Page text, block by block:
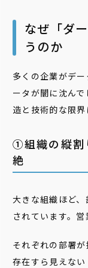
なぜ「ダ
うのか
多くの企業がデ
ータが闇に沈ん
造と技術的な限界
①組織の縦割
絶
大きな組織ほど
されています。営
それぞれの部署
存在すら見えな